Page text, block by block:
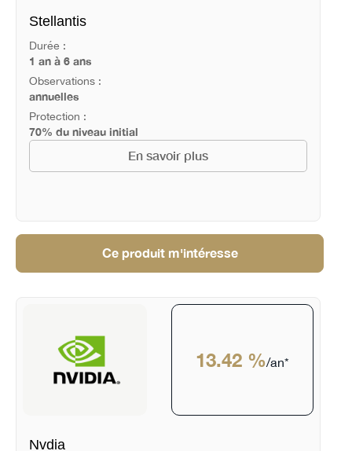
Stellantis
Durée :
1 an à 6 ans
Observations :
annuelles
Protection :
70% du niveau initial
En savoir plus
Ce produit m'intéresse
13.42 %/an*
Nvdia